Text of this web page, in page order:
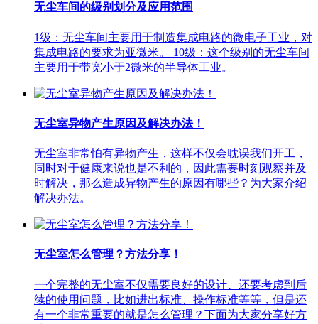
无尘车间的级别划分及应用范围
1级：无尘车间主要用于制造集成电路的微电子工业，对
集成电路的要求为亚微米。 10级：这个级别的无尘车间
主要用于带宽小于2微米的半导体工业。
无尘室异物产生原因及解决办法！
无尘室非常怕有异物产生，这样不仅会耽误我们开工，
同时对于健康来说也是不利的，因此需要时刻观察并及
时解决，那么造成异物产生的原因有哪些？为大家介绍
解决办法。
无尘室怎么管理？方法分享！
一个完整的无尘室不仅需要良好的设计、还要考虑到后
续的使用问题，比如进出标准、操作标准等等，但是还
有一个非常重要的就是怎么管理？下面为大家分享好方